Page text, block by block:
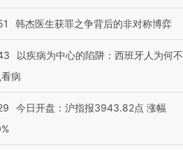
韩杰医生获罪之争背后的非对称博弈
以疾病为中心的陷阱：西班牙人为何不
病
今日开盘：沪指报3943.82点 涨幅